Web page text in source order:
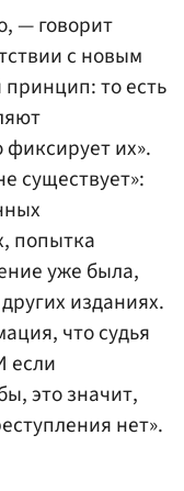
— говорит
с новым
принцип: то есть
фиксирует их».
существует»:
попытка
уже была,
изданиях.
что судья
если
это значит,
нет».